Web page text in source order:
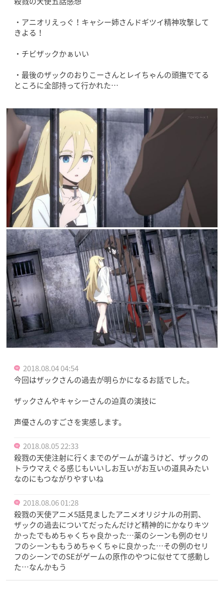
・アニオリえっぐ！キャシー姉さんドギツイ精神攻撃して
きよる！
・チビザックかぁいい
・最後のザックのおりこーさんとレイちゃんの頭撫でてる
ところに全部持って行かれた…
2018.08.04 04:54
今回はザックさんの過去が明らかになるお話でした。
ザックさんやキャシーさんの迫真の演技に
声優さんのすごさを実感します。
2018.08.05 22:33
殺戮の天使注射に行くまでのゲームが違うけど、ザックの
トラウマえぐる感じもいいしお互いがお互いの道具みたい
なのにもつながりやすいね
2018.08.06 01:28
殺戮の天使アニメ5話見ましたアニメオリジナルの刑罰、
ザックの過去についてだったんだけど精神的にかなりキツ
かったでもめちゃくちゃ良かった…薬のシーンも例のセリ
フのシーンももうめちゃくちゃに良かった…その例のセリ
フのシーンでのSEがゲームの原作のやつに似せてて感動し
た…なんかもう